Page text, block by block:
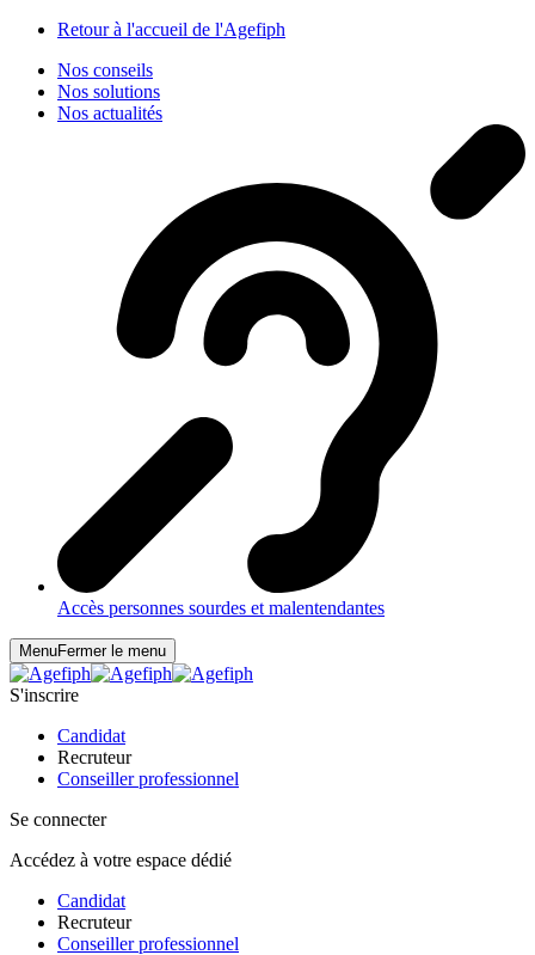
Retour à l'accueil de l'Agefiph
Nos conseils
Nos solutions
Nos actualités
Accès personnes sourdes et malentendantes
MenuFermer le menu
S'inscrire
Candidat
Recruteur
Conseiller professionnel
Se connecter
Accédez à votre espace dédié
Candidat
Recruteur
Conseiller professionnel